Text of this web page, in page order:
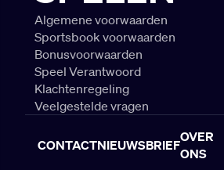
Algemene voorwaarden
Sportsbook voorwaarden
Bonusvoorwaarden
Speel Verantwoord
Klachtenregeling
Veelgestelde vragen
CONTACTNIEUWSBRIEF
OVER
ONS